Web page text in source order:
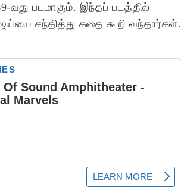
படமாகும். இந்தப் படத்தில்
சந்தித்து கதை கூறி வந்தார்கள்.